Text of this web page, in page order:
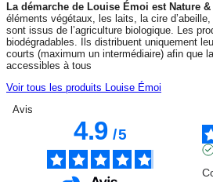
La démarche de Louise Émoi est Nature
éléments végétaux, les laits, la cire
sont issus de l’agriculture biologique. Les
biodégradables. Ils distribuent uniquement
courts (maximum un intermédiaire) afin que
accessibles à tous
Voir tous les produits Louise Émoi
Avis
4.9/5